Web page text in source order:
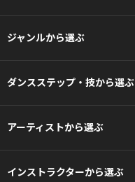
ジャンルから選ぶ
ダンスステップ・技から選ぶ
アーティストから選ぶ
インストラクターから選ぶ